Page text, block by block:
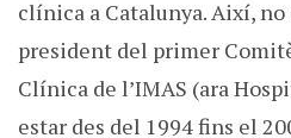
clínica a Catalunya. Així,
president del primer
Clínica de l’IMAS (ara
estar des del 1994 fins el